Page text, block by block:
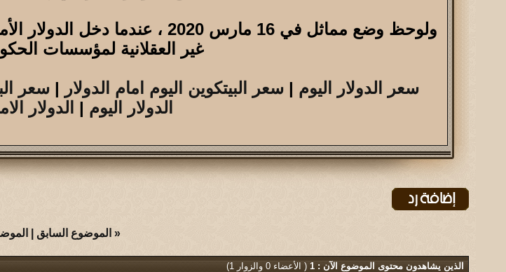
ولوحظ وضع مماثل في 16 مارس
غير العقلانية لمؤسسات
سعر الدولار اليوم | سعر البيتكوين اليوم امام الدولار | سعر
الدولار اليوم | الدولار
« الموضوع السابق
الذين يشاهدون محتوى الموضوع الآن : 1 ( الأعضاء 0 والزوار 1)